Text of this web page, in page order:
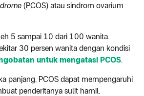
(PCOS) atau sindrom ovarium
5 sampai 10 dari 100 wanita.
30 persen wanita dengan kondisi
untuk mengatasi PCOS.
panjang, PCOS dapat mempengaruhi
penderitanya sulit hamil.